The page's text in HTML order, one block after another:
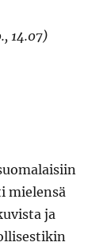
14.07)
mielensä
ja